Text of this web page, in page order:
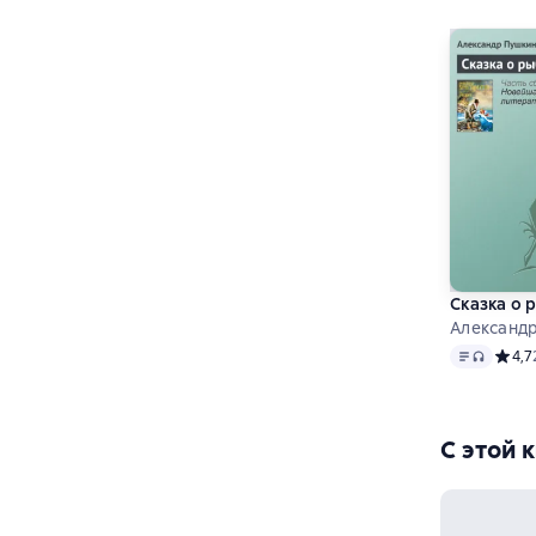
Сказка о
Текст , 4,7
С этой